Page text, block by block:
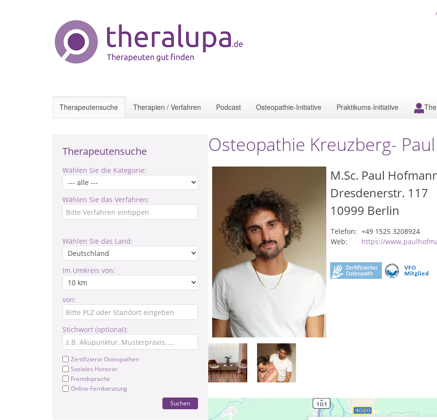
Therapeutensuche Therapien / Verfahren Podcast Osteopathie-Initiative Praktikums-Initiative
Therapeutensuche
Wählen Sie die Kategorie:
Wählen Sie das Verfahren:
Wählen Sie das Land:
Im Umkreis von:
von:
Stichwort (optional):
Zertifizierte Osteopathen
Soziales Honorar
Fremdsprache
Online-Fernberatung
Suchen
Osteopathie Kreuzberg-
M.Sc. Paul
Dresdenerstr. 117
10999 Berlin
Telefon: +49 1525 3208924
Web:
https://